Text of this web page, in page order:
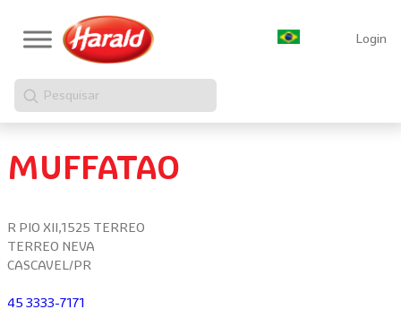
Login
Pesquisar
MUFFATAO
R PIO XII,1525 TERREO
TERREO NEVA
CASCAVEL/PR
45 3333-7171